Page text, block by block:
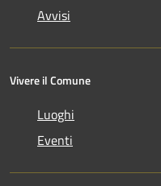
Avvisi
Vivere il Comune
Luoghi
Eventi